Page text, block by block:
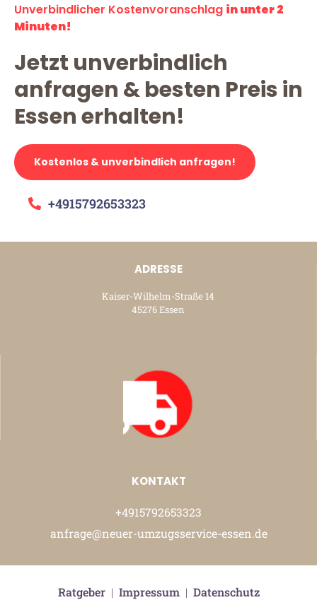
Unverbindlicher Kostenvoranschlag in unter 2
Minuten!
Jetzt unverbindlich
anfragen & besten Preis in
Essen erhalten!
Kostenlos & unverbindlich anfragen!
+4915792653323
ADRESSE
Kaiser-Wilhelm-Straße 14
45276 Essen
KONTAKT
+4915792653323
anfrage@neuer-umzugsservice-essen.de
Ratgeber| Impressum| Datenschutz